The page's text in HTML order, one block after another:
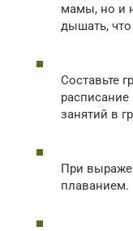
мамы, но и
дышать, что
Составьте
расписание
занятий в
При
плаванием.